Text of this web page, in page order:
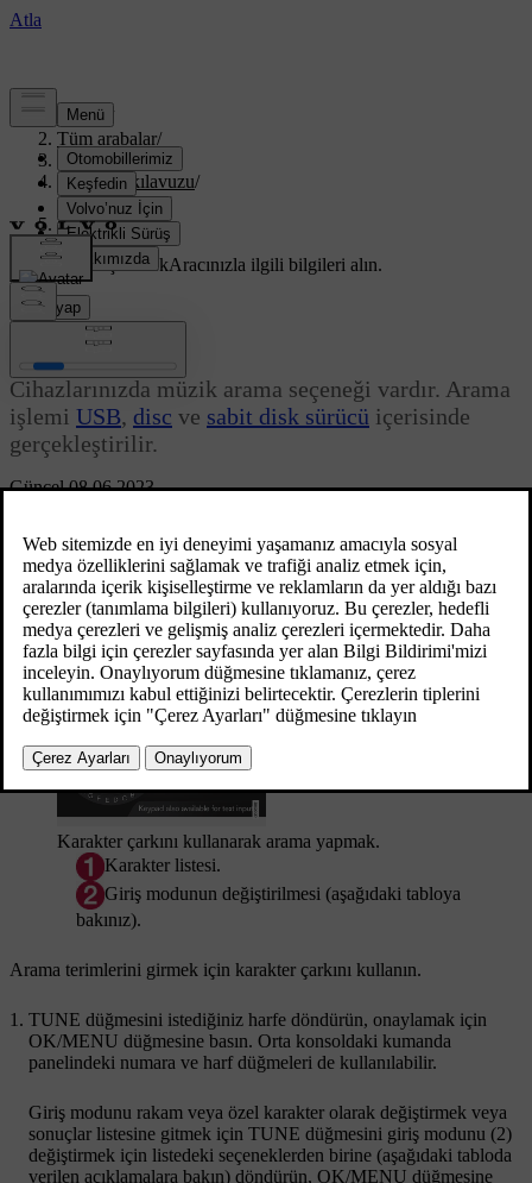
Destek
Tüm arabalar/
XC70 2016/
Kullanıcı kılavuzu/
Infotainment/
Medya araması
Özelleştirilmiş destekAracınızla ilgili bilgileri alın.
Giriş yap
Güncel 08.06.2023
Medya araması
Cihazlarınızda müzik arama seçeneği vardır. Arama
işlemi USB, disc ve sabit disk sürücü içerisinde
gerçekleştirilir.
Kaynağın normal görünümünde aramayı başlatmak için
OK/MENU'ye basın veMedya arama'i seçin.
Arama işlevi
Karakter çarkını kullanarak arama yapmak.
Karakter listesi.
Giriş modunun değiştirilmesi (aşağıdaki tabloya
bakınız).
Arama terimlerini girmek için karakter çarkını kullanın.
TUNE düğmesini istediğiniz harfe döndürün, onaylamak için
OK/MENU düğmesine basın. Orta konsoldaki kumanda
panelindeki numara ve harf düğmeleri de kullanılabilir.
Giriş modunu rakam veya özel karakter olarak değiştirmek veya
sonuçlar listesine gitmek için TUNE düğmesini giriş modunu (2)
değiştirmek için listedeki seçeneklerden birine (aşağıdaki tabloda
verilen açıklamalara bakın) döndürün, OK/MENU düğmesine